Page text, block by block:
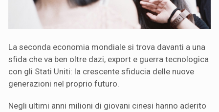
La seconda economia mondiale si trova davanti a una
sfida che va ben oltre dazi, export e guerra tecnologica
con gli Stati Uniti: la crescente sfiducia delle nuove
generazioni nel proprio futuro.
Negli ultimi anni milioni di giovani cinesi hanno aderito